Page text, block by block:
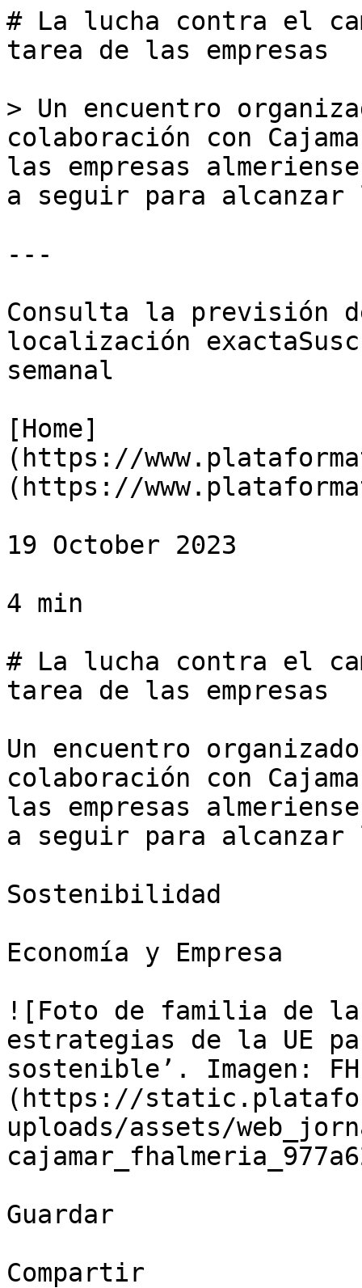
# La lucha contra el
tarea de las empresas
> Un encuentro
colaboración con
las empresas
a seguir para
---
Consulta la previsión
localización
semanal
[Home]
(https://
(https://
19 October 2023
4 min
# La lucha contra el
tarea de las empresas
Un encuentro
colaboración con
las empresas
a seguir para
Sostenibilidad
Economía y Empresa
![Foto de familia de la
estrategias de la UE
sostenible’. Imagen:
(https://
uploads/assets/
Guardar
Compartir